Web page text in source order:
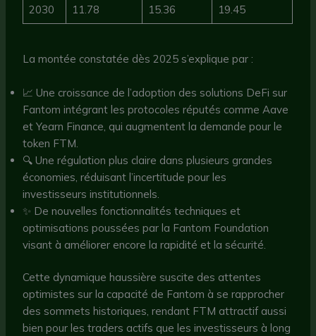
2030 11.78 15.36 19.45
La montée constatée dès 2025 s’explique par :
📈 Une croissance de l’adoption des solutions DeFi sur
Fantom intégrant les protocoles réputés comme Aave
et Yearn Finance, qui augmentent la demande pour le
token FTM.
🔍 Une régulation plus claire dans plusieurs grandes
économies, réduisant l’incertitude pour les
investisseurs institutionnels.
✨ De nouvelles fonctionnalités techniques et
optimisations poussées par la Fantom Foundation
visant à améliorer encore la rapidité et la sécurité.
Cette dynamique haussière suscite des attentes
optimistes sur la capacité de Fantom à se rapprocher
des sommets historiques, rendant FTM attractif aussi
bien pour les traders actifs que les investisseurs à long